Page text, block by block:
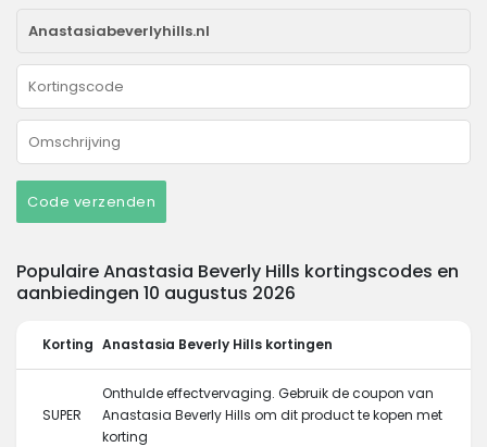
Code verzenden
Populaire Anastasia Beverly Hills kortingscodes en
aanbiedingen 10 augustus 2026
Korting Anastasia Beverly Hills kortingen
SUPER
Onthulde effectvervaging. Gebruik de coupon van
Anastasia Beverly Hills om dit product te kopen met
korting